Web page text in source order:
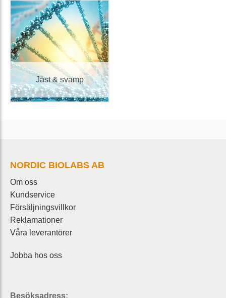
Jäst & svamp
NORDIC BIOLABS AB
Om oss
Kundservice
Försäljningsvillkor
Reklamationer
Våra leverantörer
Jobba hos oss
Besöksadress: